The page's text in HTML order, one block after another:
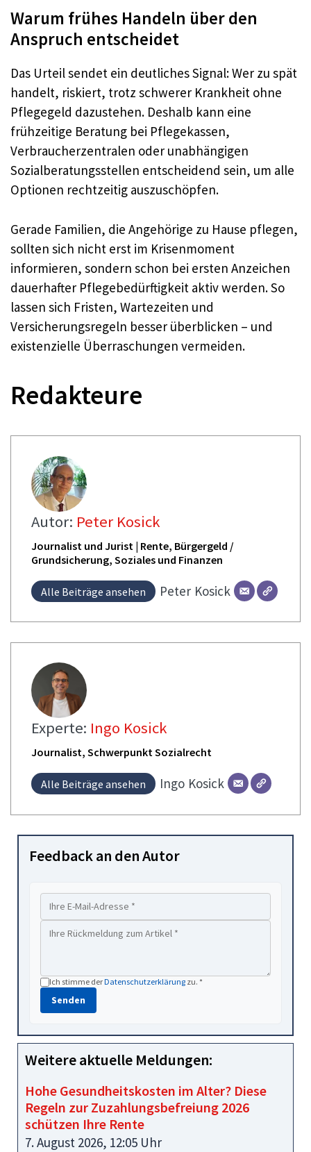
Warum frühes Handeln über den
Anspruch entscheidet
Das Urteil sendet ein deutliches Signal: Wer zu spät
handelt, riskiert, trotz schwerer Krankheit ohne
Pflegegeld dazustehen. Deshalb kann eine
frühzeitige Beratung bei Pflegekassen,
Verbraucherzentralen oder unabhängigen
Sozialberatungsstellen entscheidend sein, um alle
Optionen rechtzeitig auszuschöpfen.
Gerade Familien, die Angehörige zu Hause pflegen,
sollten sich nicht erst im Krisenmoment
informieren, sondern schon bei ersten Anzeichen
dauerhafter Pflegebedürftigkeit aktiv werden. So
lassen sich Fristen, Wartezeiten und
Versicherungsregeln besser überblicken – und
existenzielle Überraschungen vermeiden.
Redakteure
Autor: Peter Kosick
Journalist und Jurist | Rente, Bürgergeld /
Grundsicherung, Soziales und Finanzen
Alle Beiträge ansehen Peter Kosick
Experte: Ingo Kosick
Journalist, Schwerpunkt Sozialrecht
Alle Beiträge ansehen Ingo Kosick
Feedback an den Autor
Ich stimme derDatenschutzerklärung zu. *
Senden
Weitere aktuelle Meldungen:
Hohe Gesundheitskosten im Alter? Diese
Regeln zur Zuzahlungsbefreiung 2026
schützen Ihre Rente
7. August 2026, 12:05 Uhr